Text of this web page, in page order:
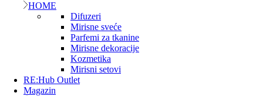
HOME
Difuzeri
Mirisne sveće
Parfemi za tkanine
Mirisne dekoracije
Kozmetika
Mirisni setovi
RE:Hub Outlet
Magazin